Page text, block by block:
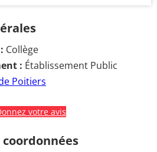
Collège
: Établissement Public
Poitiers
votre avis